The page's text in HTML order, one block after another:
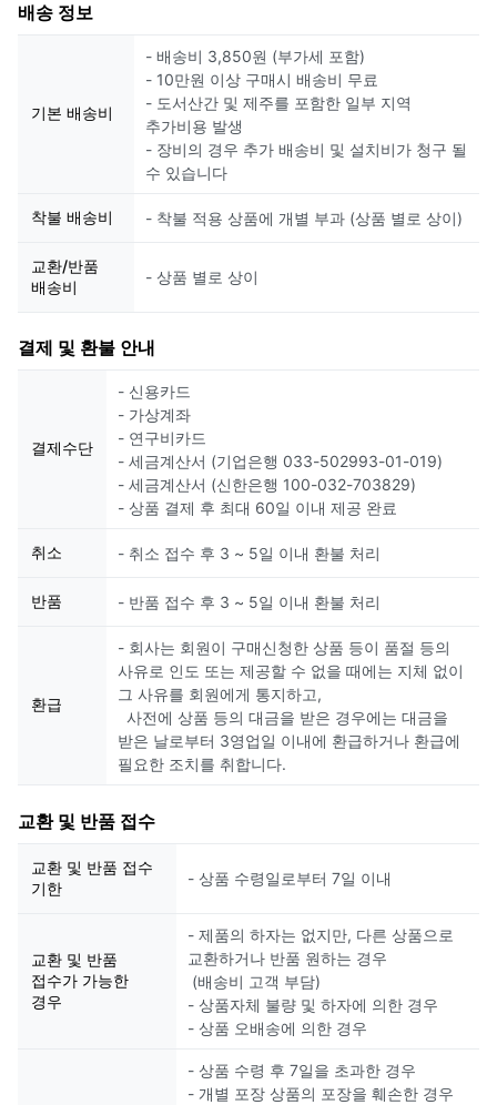
배송 정보
기본 배송비
- 배송비 3,850원 (부가세 포함)
- 10만원 이상 구매시 배송비 무료
- 도서산간 및 제주를 포함한 일부 지역
추가비용 발생
- 장비의 경우 추가 배송비 및 설치비가 청구 될
수 있습니다
착불 배송비 - 착불 적용 상품에 개별 부과 (상품 별로 상이)
교환/반품
배송비
- 상품 별로 상이
결제 및 환불 안내
결제수단
- 신용카드
- 가상계좌
- 연구비카드
- 세금계산서 (기업은행 033-502993-01-019)
- 세금계산서 (신한은행 100-032-703829)
- 상품 결제 후 최대 60일 이내 제공 완료
취소 - 취소 접수 후 3 ~ 5일 이내 환불 처리
반품 - 반품 접수 후 3 ~ 5일 이내 환불 처리
환급
- 회사는 회원이 구매신청한 상품 등이 품절 등의
사유로 인도 또는 제공할 수 없을 때에는 지체 없이
그 사유를 회원에게 통지하고,
사전에 상품 등의 대금을 받은 경우에는 대금을
받은 날로부터 3영업일 이내에 환급하거나 환급에
필요한 조치를 취합니다.
교환 및 반품 접수
교환 및 반품 접수
기한
- 상품 수령일로부터 7일 이내
교환 및 반품
접수가 가능한
경우
- 제품의 하자는 없지만, 다른 상품으로
교환하거나 반품 원하는 경우
(배송비 고객 부담)
- 상품자체 불량 및 하자에 의한 경우
- 상품 오배송에 의한 경우
- 상품 수령 후 7일을 초과한 경우
- 개별 포장 상품의 포장을 훼손한 경우